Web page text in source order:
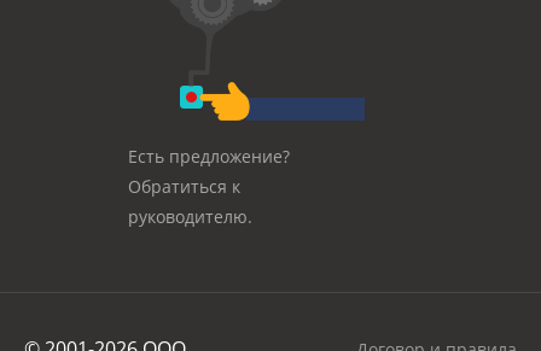
Есть предложение?
Обратиться к
руководителю.